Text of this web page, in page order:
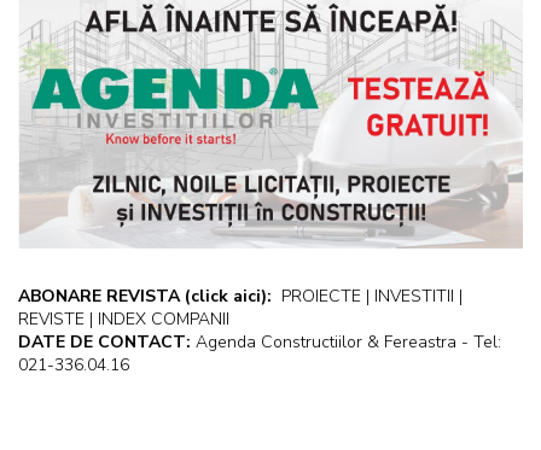
ABONARE REVISTA (click aici): PROIECTE | INVESTITII |
REVISTE | INDEX COMPANII
DATE DE CONTACT: Agenda Constructiilor & Fereastra - Tel:
021-336.04.16